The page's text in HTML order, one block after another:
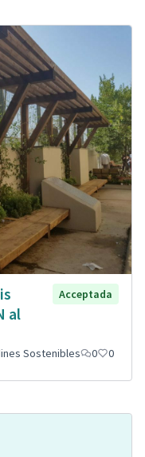
al
Acceptada
Sostenibles 0 0